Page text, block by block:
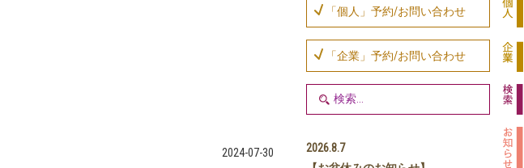
2024-07-30
「個人」予約/お問い合わせ
「企業」予約/お問い合わせ
2026.8.7